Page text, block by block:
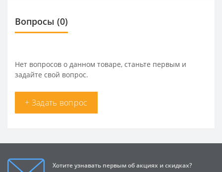
Вопросы (0)
Нет вопросов о данном товаре, станьте первым и
задайте свой вопрос.
+ Задать вопрос
Хотите узнавать первым об акциях и скидках?